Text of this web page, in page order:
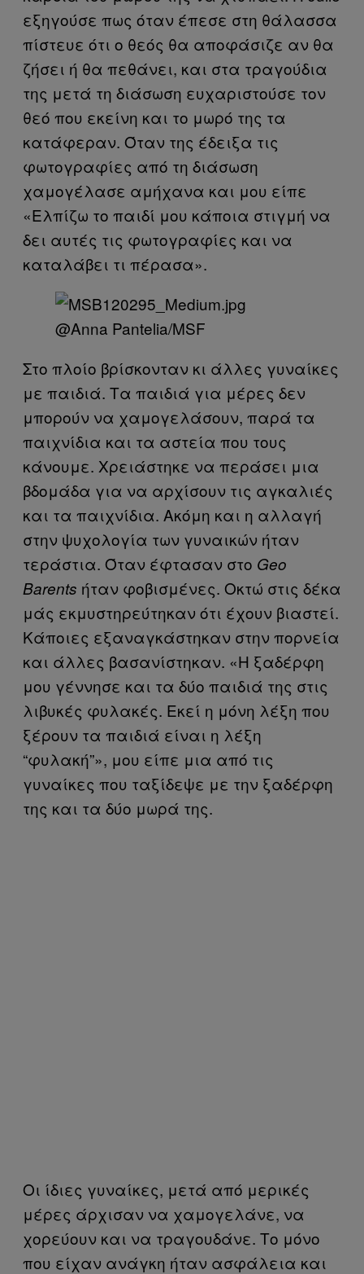
εξηγούσε πως όταν έπεσε στη θάλασσα
πίστευε ότι ο θεός θα αποφάσιζε αν θα
ζήσει ή θα πεθάνει, και στα τραγούδια
της μετά τη διάσωση ευχαριστούσε τον
θεό που εκείνη και το μωρό της τα
κατάφεραν. Όταν της έδειξα τις
φωτογραφίες από τη διάσωση
χαμογέλασε αμήχανα και μου είπε
«Ελπίζω το παιδί μου κάποια στιγμή να
δει αυτές τις φωτογραφίες και να
καταλάβει τι πέρασα».
@Anna Pantelia/MSF
Στο πλοίο βρίσκονταν κι άλλες γυναίκες
με παιδιά. Τα παιδιά για μέρες δεν
μπορούν να χαμογελάσουν, παρά τα
παιχνίδια και τα αστεία που τους
κάνουμε. Χρειάστηκε να περάσει μια
βδομάδα για να αρχίσουν τις αγκαλιές
και τα παιχνίδια. Ακόμη και η αλλαγή
στην ψυχολογία των γυναικών ήταν
τεράστια. Όταν έφτασαν στο Geo
Barents ήταν φοβισμένες. Οκτώ στις δέκα
μάς εκμυστηρεύτηκαν ότι έχουν βιαστεί.
Κάποιες εξαναγκάστηκαν στην πορνεία
και άλλες βασανίστηκαν. «Η ξαδέρφη
μου γέννησε και τα δύο παιδιά της στις
λιβυκές φυλακές. Εκεί η μόνη λέξη που
ξέρουν τα παιδιά είναι η λέξη
“φυλακή”», μου είπε μια από τις
γυναίκες που ταξίδεψε με την ξαδέρφη
της και τα δύο μωρά της.
Οι ίδιες γυναίκες, μετά από μερικές
μέρες άρχισαν να χαμογελάνε, να
χορεύουν και να τραγουδάνε. Το μόνο
που είχαν ανάγκη ήταν ασφάλεια και